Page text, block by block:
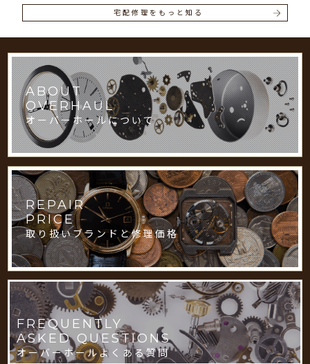
宅配修理をもっと知る
ABOUT
OVERHAUL
オーバーホールについて
REPAIR
PRICE
取り扱いブランドと修理価格
FREQUENTLY
ASKED QUESTIONS
オーバーホールよくある質問